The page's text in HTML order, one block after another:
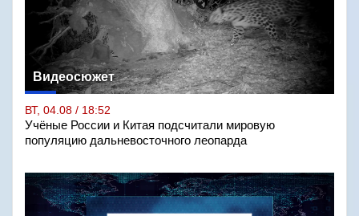
Видеосюжет
ВТ, 04.08 / 18:52
Учёные России и Китая подсчитали мировую
популяцию дальневосточного леопарда